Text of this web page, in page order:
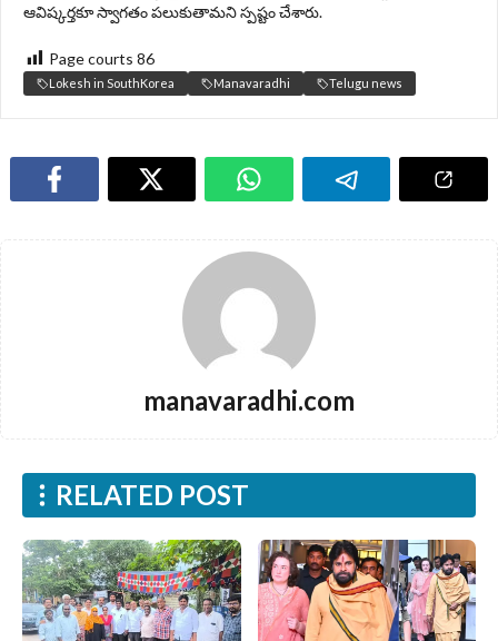
ఆవిష్కర్తకూ స్వాగతం పలుకుతామని స్పష్టం చేశారు.
Page courts 86
Lokesh in SouthKorea Manavaradhi Telugu news
manavaradhi.com
RELATED POST